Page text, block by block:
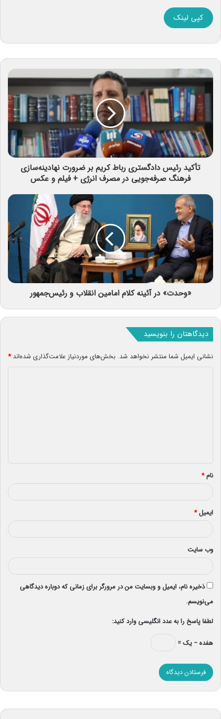
کپی لینک
تأکید رئیس دادگستری رباط‌ کریم بر ضرورت نهادینه‌سازی
فرهنگ صرفه‌جویی در مصرف انرژی + فیلم و عکس
«وحدت» در آئینه کلام امامین انقلاب و رئیس‌جمهور
دیدگاهتان را بنویسید
نشانی ایمیل شما منتشر نخواهد شد. بخش‌های موردنیاز علامت‌گذاری شده‌اند*
*
نام*
ایمیل*
وب‌ سایت
ذخیره نام، ایمیل و وبسایت من در مرورگر برای زمانی که دوباره دیدگاهی
می‌نویسم.
لطفا پاسخ را به عدد انگلیسی وارد کنید:
هفده − یک =